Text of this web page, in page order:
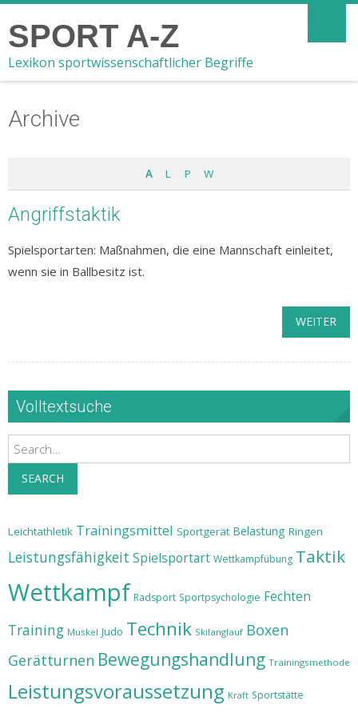
SPORT A-Z
Lexikon sportwissenschaftlicher Begriffe
Archive
A L P W
Angriffstaktik
Spielsportarten: Maßnahmen, die eine Mannschaft einleitet,
wenn sie in Ballbesitz ist.
WEITER
Volltextsuche
Search
SEARCH
Leichtathletik Trainingsmittel Sportgerät Belastung Ringen
Leistungsfähigkeit Spielsportart Wettkampfübung Taktik
Wettkampf Radsport Sportpsychologie Fechten
Training Muskel Judo Technik Skilanglauf Boxen
Gerätturnen Bewegungshandlung Trainingsmethode
Leistungsvoraussetzung Kraft Sportstätte